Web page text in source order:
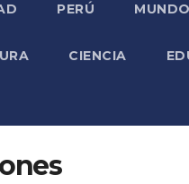
PERÚ MUNDO
CIENCIA